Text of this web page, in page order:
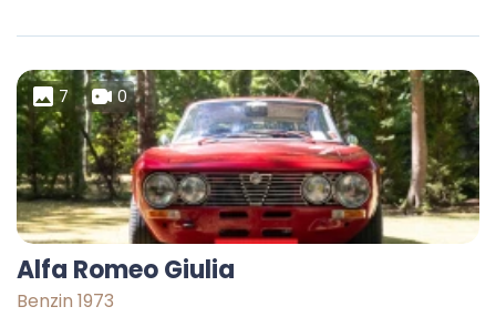
7 0
Alfa Romeo Giulia
Benzin 1973